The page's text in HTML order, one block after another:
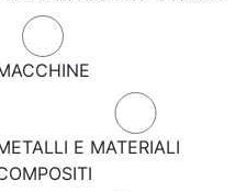
E MATERIALI